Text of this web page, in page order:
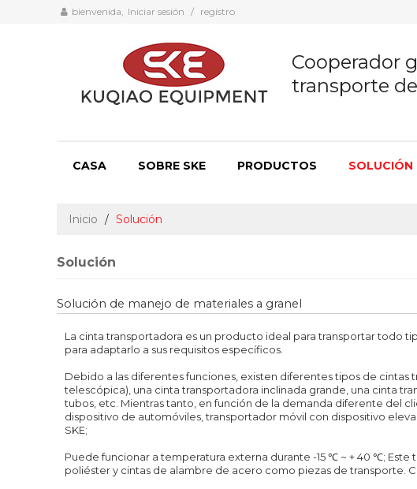
bienvenida, Iniciar sesión / registro
Cooperador
transporte
CASA SOBRE SKE PRODUCTOS SOLUCIÓN
Inicio / Solución
Solución
Solución de manejo de materiales a granel
La cinta transportadora es un producto ideal para transportar todo
para adaptarlo a sus requisitos específicos.
Debido a las diferentes funciones, existen diferentes tipos de
telescópica), una cinta transportadora inclinada grande, una cinta
tubos, etc. Mientras tanto, en función de la demanda diferente del
dispositivo de automóviles, transportador móvil con dispositivo
SKE;
Puede funcionar a temperatura externa durante -15 ℃ ~ + 40 ℃;
poliéster y cintas de alambre de acero como piezas de transporte.